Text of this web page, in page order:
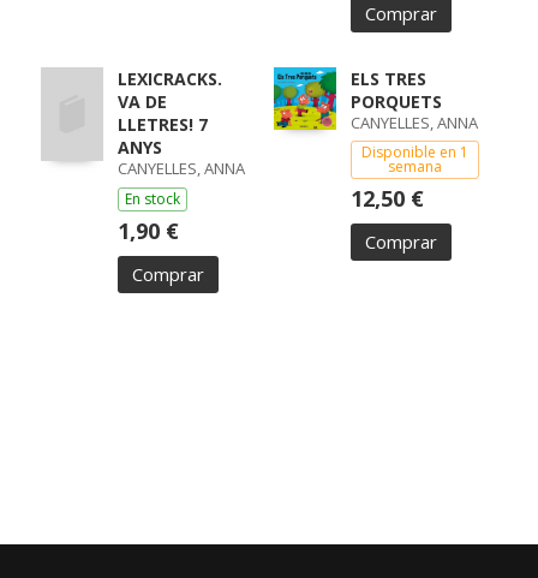
Comprar
LEXICRACKS.
VA DE
LLETRES! 7
ANYS
CANYELLES, ANNA
En stock
1,90 €
Comprar
ELS TRES
PORQUETS
CANYELLES, ANNA
Disponible en 1
semana
12,50 €
Comprar